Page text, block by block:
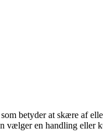
betyder at skære af
vælger en handling eller